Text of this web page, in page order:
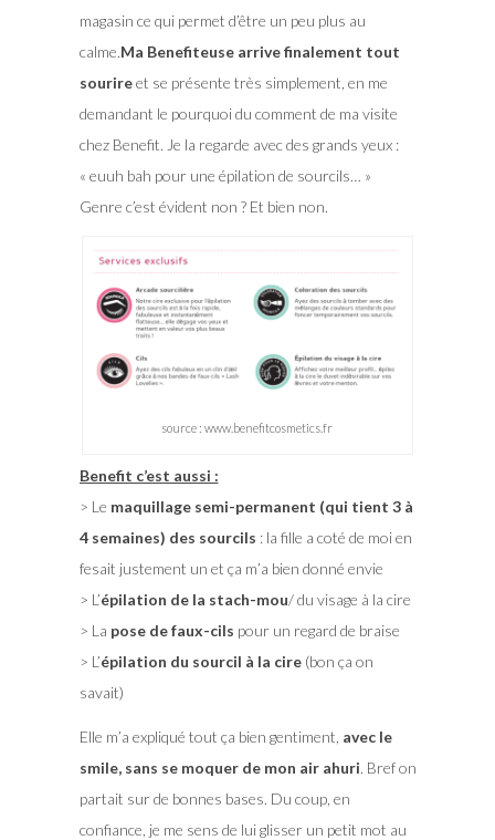
magasin ce qui permet d’être un peu plus au
calme.Ma Benefiteuse arrive finalement tout
sourireet se présente très simplement, en me
demandant le pourquoi du comment de ma visite
chez Benefit. Je la regarde avec des grands yeux :
« euuh bah pour une épilation de sourcils… »
Genre c’est évident non ? Et bien non.
source : www.benefitcosmetics.fr
Benefit c’est aussi :
> Le maquillage semi-permanent (qui tient 3 à
4 semaines) des sourcils : la fille a coté de moi en
fesait justement un et ça m’a bien donné envie
> L’épilation de la stach-mou/ du visage à la cire
> La pose de faux-cils pour un regard de braise
> L’épilation du sourcil à la cire(bon ça on
savait)
Elle m’a expliqué tout ça bien gentiment, avec le
smile, sans se moquer de mon air ahuri. Bref on
partait sur de bonnes bases. Du coup, en
confiance, je me sens de lui glisser un petit mot au